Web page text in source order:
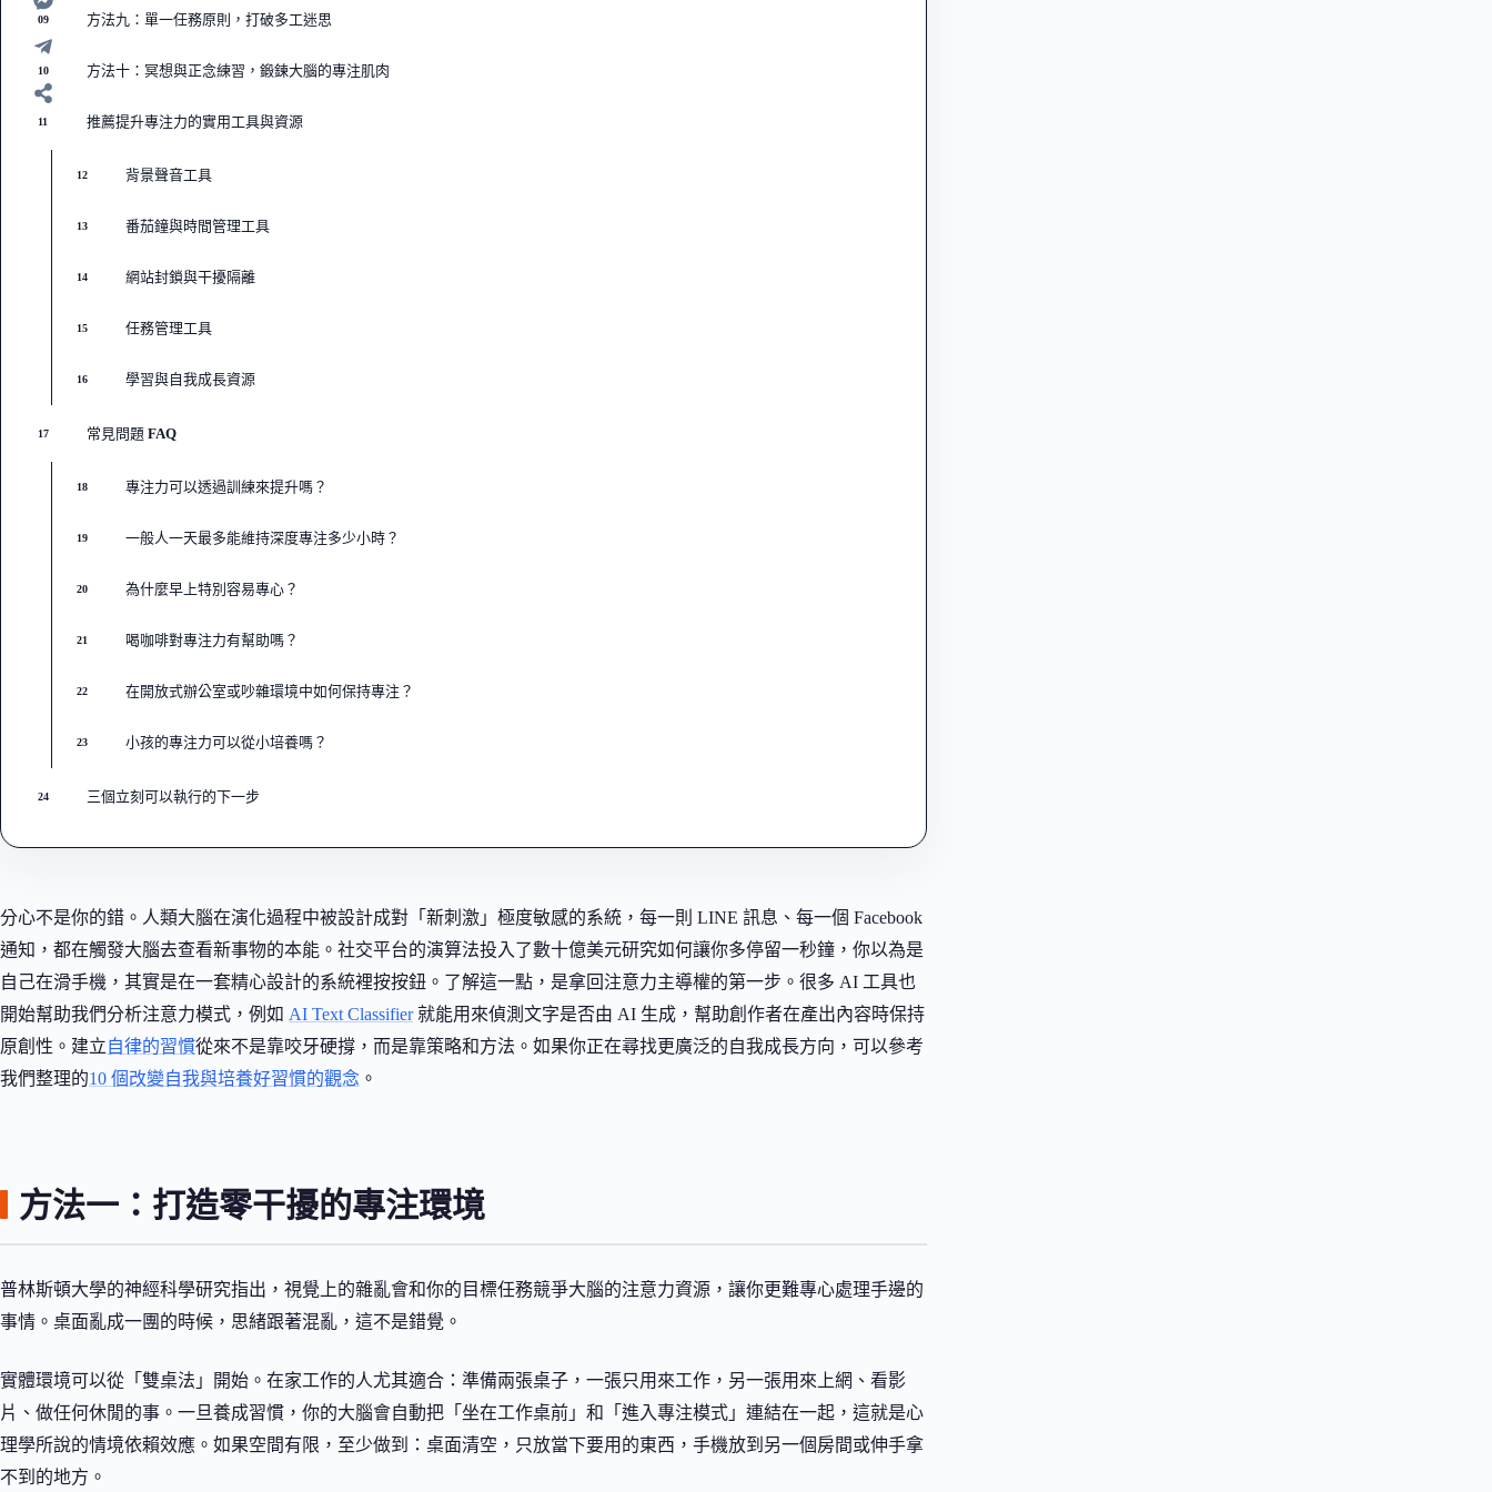
09 方法九：單一任務原則，打破多工迷思
10 方法十：冥想與正念練習，鍛鍊大腦的專注肌肉
11 推薦提升專注力的實用工具與資源
12 背景聲音工具
13 番茄鐘與時間管理工具
14 網站封鎖與干擾隔離
15 任務管理工具
16 學習與自我成長資源
17 常見問題 FAQ
18 專注力可以透過訓練來提升嗎？
19 一般人一天最多能維持深度專注多少小時？
20 為什麼早上特別容易專心？
21 喝咖啡對專注力有幫助嗎？
22 在開放式辦公室或吵雜環境中如何保持專注？
23 小孩的專注力可以從小培養嗎？
24 三個立刻可以執行的下一步
分心不是你的錯。人類大腦在演化過程中被設計成對「新刺激」極度敏感的系統，每一則 LINE 訊息、每一個 Facebook
通知，都在觸發大腦去查看新事物的本能。社交平台的演算法投入了數十億美元研究如何讓你多停留一秒鐘，你以為是
自己在滑手機，其實是在一套精心設計的系統裡按按鈕。了解這一點，是拿回注意力主導權的第一步。很多 AI 工具也
開始幫助我們分析注意力模式，例如 AI Text Classifier就能用來偵測文字是否由 AI 生成，幫助創作者在產出內容時保持
原創性。建立自律的習慣從來不是靠咬牙硬撐，而是靠策略和方法。如果你正在尋找更廣泛的自我成長方向，可以參考
我們整理的10 個改變自我與培養好習慣的觀念 。
方法一：打造零干擾的專注環境
普林斯頓大學的神經科學研究指出，視覺上的雜亂會和你的目標任務競爭大腦的注意力資源，讓你更難專心處理手邊的
事情。桌面亂成一團的時候，思緒跟著混亂，這不是錯覺。
實體環境可以從「雙桌法」開始。在家工作的人尤其適合：準備兩張桌子，一張只用來工作，另一張用來上網、看影
片、做任何休閒的事。一旦養成習慣，你的大腦會自動把「坐在工作桌前」和「進入專注模式」連結在一起，這就是心
理學所說的情境依賴效應。如果空間有限，至少做到：桌面清空，只放當下要用的東西，手機放到另一個房間或伸手拿
不到的地方。